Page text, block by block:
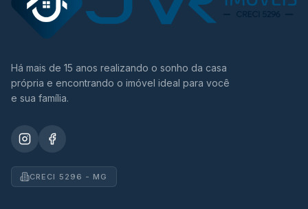
Há mais de 15 anos realizando o sonho da casa
própria e encontrando o imóvel ideal para você
e sua família.
CRECI 5296 - MG